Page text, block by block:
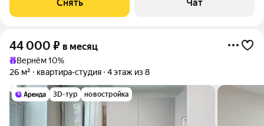
Снять Чат
44 000 ₽ в месяц
Вернём 10%
26 м²
квартира-студия 4 этаж из 8
3D-тур новостройка